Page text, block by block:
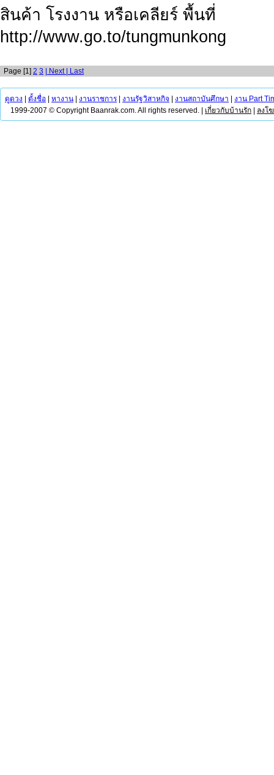
สินค้า โรงงาน หรือเคลียร์ พื้นที่
http://www.go.to/tungmunkong
Page [1] 2 3 | Next | Last
ดูดวง ตั้งชื่อ หางาน งานราชการ งานรัฐวิสาหกิจ งานสถาบันศึกษา
งาน Part
1999-2007 © Copyright Baanrak.com. All rights reserved. | เกี่ยวกับบ้านรัก ลงโ